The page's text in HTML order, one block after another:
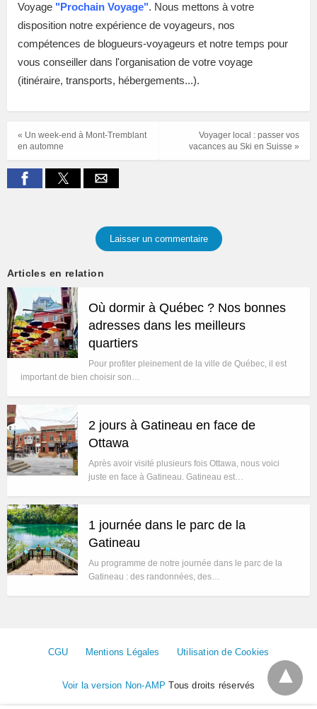
Voyage "Prochain Voyage". Nous mettons à votre
disposition notre expérience de voyageurs, nos
compétences de blogueurs-voyageurs et notre temps pour
vous conseiller dans l'organisation de votre voyage
(itinéraire, transports, hébergements...).
Voyager local : passer vos
vacances au Ski en Suisse »
« Un week-end à Mont-Tremblant
en automne
Laisser un commentaire
Articles en relation
Où dormir à Québec ? Nos bonnes
adresses dans les meilleurs
quartiers
Pour profiter pleinement de la ville de Québec, il est
important de bien choisir son…
2 jours à Gatineau en face de
Ottawa
Après avoir visité plusieurs fois Ottawa, nous voici
juste en face à Gatineau. Gatineau est…
1 journée dans le parc de la
Gatineau
Au programme de notre journée dans le parc de la
Gatineau : des randonnées, des…
CGU Mentions Légales Utilisation de Cookies
Voir la version Non-AMP Tous droits réservés